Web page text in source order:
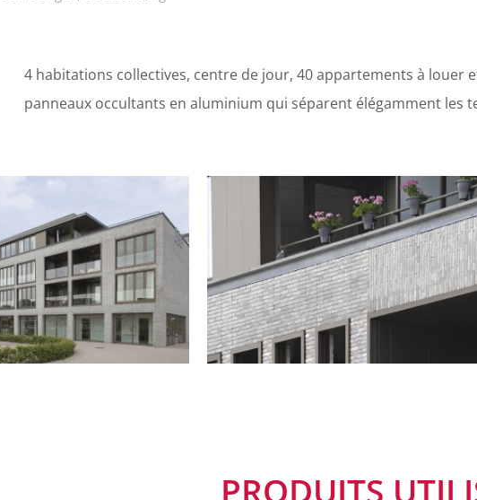
4 habitations collectives, centre de jour, 40 appartements à louer
panneaux occultants en aluminium qui séparent élégamment les
PRODUITS